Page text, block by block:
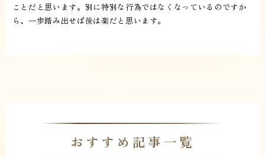
ことだと思います。別に特別な行為ではなくなっているのですか
ら、一歩踏み出せば後は楽だと思います。
おすすめ記事一覧